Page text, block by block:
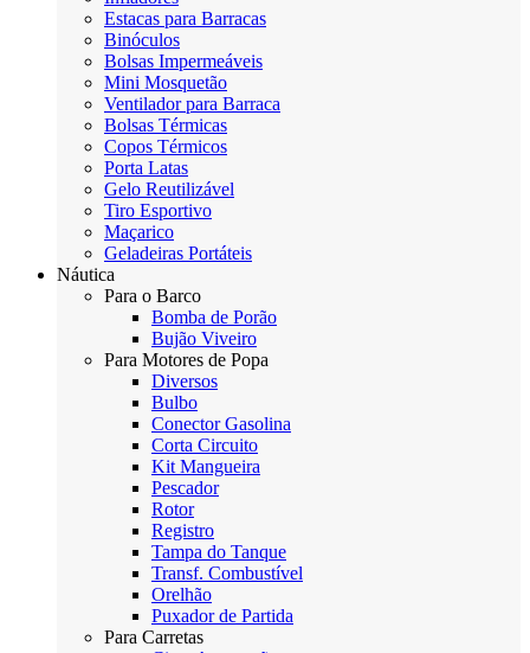
Estacas para Barracas
Binóculos
Bolsas Impermeáveis
Mini Mosquetão
Ventilador para Barraca
Bolsas Térmicas
Copos Térmicos
Porta Latas
Gelo Reutilizável
Tiro Esportivo
Maçarico
Geladeiras Portáteis
Náutica
Para o Barco
Bomba de Porão
Bujão Viveiro
Para Motores de Popa
Diversos
Bulbo
Conector Gasolina
Corta Circuito
Kit Mangueira
Pescador
Rotor
Registro
Tampa do Tanque
Transf. Combustível
Orelhão
Puxador de Partida
Para Carretas